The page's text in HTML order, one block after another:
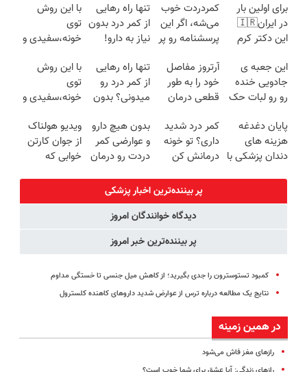
برای اولین بار
در ایران🇮🇷
این دکتر کرم
روزه ساخت!
کمردردت خوب
می‌شه، اگر این
پرسشنامه رو پر
تنها راه رهایی
از کمر درد بدون
نیاز به دارو!
با این روش
توی
خونه،سفیدی و
برگردون
(40%off)
این جعبه ی
جادویی خنده
رو رو لبات حک
خرید40%تخفیف
آرتروز مفاصل
خود را به طور
قطعی درمان
◗پرسش‌نامه◖
تنها راه رهایی
از کمر درد رو
میدونی؟ بدون
(◂پرسش‌نامه)
با این روش
توی
خونه،سفیدی و
برگردون(40%off)
پایان دغدغه
هزینه های
دندان پزشکی با
کمر درد شدید
داری؟ تو خونه
درمانش کن
رو پرکن)
بدون هیچ دارو
و عوارضی کمر
دردت رو درمان
(پرسش‌نامه)
ویدیو هولناک
از جوان کارتن
خوابی که
پر بیننده‌ترین اخبار پزشکی
دیدگاه خوانندگان امروز
پر بیننده‌ترین خبر امروز
کمبود تستوسترون را جدی بگیرید؛ از کاهش میل جنسی تا خستگی مداوم
نتایج یک مطالعه درباره ترس از عوارض شدید داروهای کاهنده کلسترول
در همین زمینه
رازهای مغز فاش می‌شود